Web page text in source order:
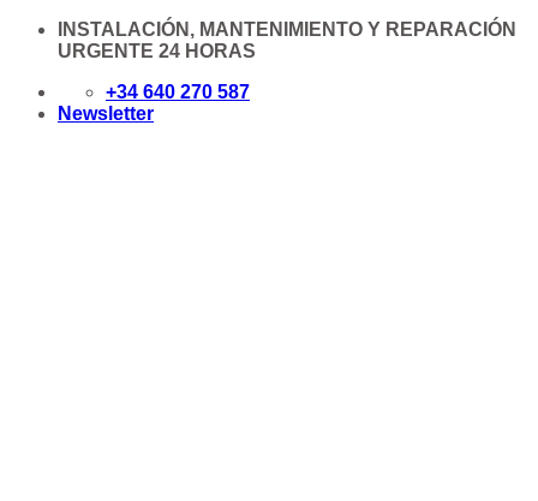
Saltar
INSTALACIÓN, MANTENIMIENTO Y REPARACIÓN
URGENTE 24 HORAS
+34 640 270 587
Newsletter